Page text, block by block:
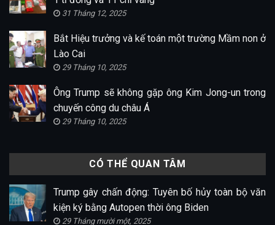
31 Tháng 12, 2025
Bắt Hiệu trưởng và kế toán một trường Mầm non ở
Lào Cai
29 Tháng 10, 2025
Ông Trump sẽ không gặp ông Kim Jong-un trong
chuyến công du châu Á
29 Tháng 10, 2025
CÓ THỂ QUAN TÂM
Trump gây chấn động: Tuyên bố hủy toàn bộ văn
kiện ký bằng Autopen thời ông Biden
29 Tháng mười một, 2025